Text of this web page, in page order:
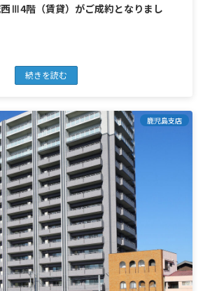
Ⅲ4階（賃貸）がご成約となりまし
続きを読む
鹿児島支店